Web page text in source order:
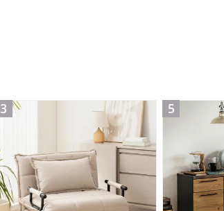
3 5